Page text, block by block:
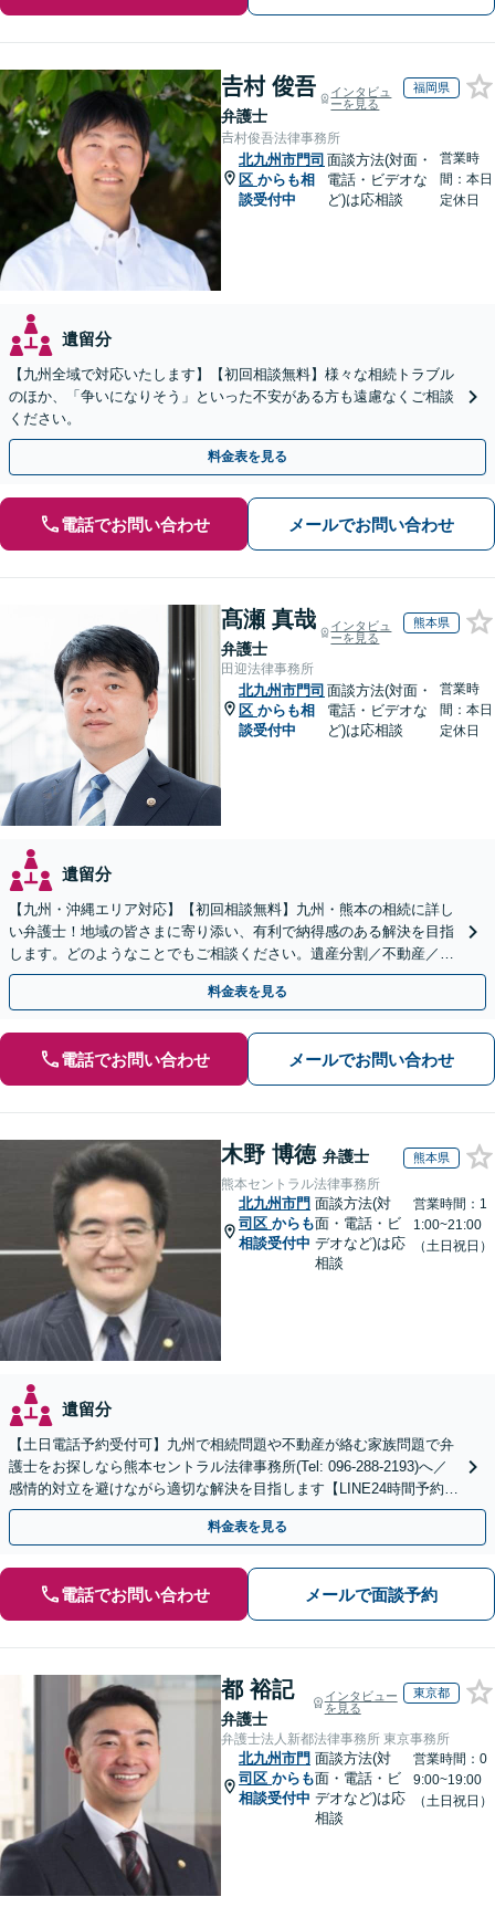
𠮷村 俊吾
弁護士
インタビュ
ーを見る
福岡県
𠮷村俊吾法律事務所
北九州市門司
区 からも相
談受付中
面談方法(対面・
電話・ビデオな
ど)は応相談
営業時
間：本日
定休日
遺留分
【九州全域で対応いたします】【初回相談無料】様々な相続トラブル
のほか、「争いになりそう」といった不安がある方も遠慮なくご相談
ください。
料金表を見る
電話でお問い合わせ メールでお問い合わせ
髙瀬 真哉
弁護士
インタビュ
ーを見る
熊本県
田迎法律事務所
北九州市門司
区 からも相
談受付中
面談方法(対面・
電話・ビデオな
ど)は応相談
営業時
間：本日
定休日
遺留分
【九州・沖縄エリア対応】【初回相談無料】九州・熊本の相続に詳し
い弁護士！地域の皆さまに寄り添い、有利で納得感のある解決を目指
します。どのようなことでもご相談ください。遺産分割／不動産／遺
言書／使い込み／寄与分／遺留分／相続放棄【完全個室】
料金表を見る
電話でお問い合わせ メールでお問い合わせ
木野 博徳 弁護士 熊本県
熊本セントラル法律事務所
北九州市門
司区 からも
相談受付中
面談方法(対
面・電話・ビ
デオなど)は応
相談
営業時間：1
1:00~21:00
（土日祝日）
遺留分
【土日電話予約受付可】九州で相続問題や不動産が絡む家族問題で弁
護士をお探しなら熊本セントラル法律事務所(Tel: 096-288-2193)へ／
感情的対立を避けながら適切な解決を目指します【LINE24時間予約受
付可】【休日・夜間相談可】
料金表を見る
電話でお問い合わせ メールで面談予約
都 裕記
弁護士
インタビュー
を見る
東京都
弁護士法人新都法律事務所 東京事務所
北九州市門
司区 からも
相談受付中
面談方法(対
面・電話・ビ
デオなど)は応
相談
営業時間：0
9:00~19:00
（土日祝日）